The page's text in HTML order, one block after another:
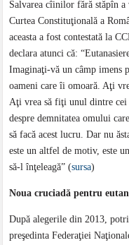
Salvarea cîinilor fără stăpîn
Curtea Constituţională a
aceasta a fost contestată la
declara atunci că:
Imaginaţi-vă un câmp imens
oameni care îi omoară. Aţi
Aţi vrea să fiţi unul dintre cei
despre demnitatea omului
să facă acest lucru. Dar nu
este un altfel de motiv, este
să-l înţeleagă” (sursa)
Noua cruciadă pentru
După alegerile din 2013,
preşedinta Federaţiei